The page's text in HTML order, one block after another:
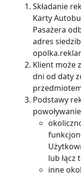
Składanie
Karty
Pasażera
adres
Klient może
dni od daty
Podstawy
lub łącz
inne